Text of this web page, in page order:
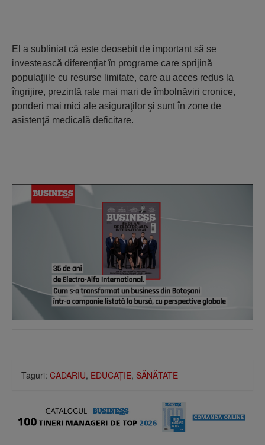
El a subliniat că este deosebit de important să se
investească diferenţiat în programe care sprijină
populaţiile cu resurse limitate, care au acces redus la
îngrijire, prezintă rate mai mari de îmbolnăviri cronice,
ponderi mai mici ale asiguraţilor şi sunt în zone de
asistenţă medicală deficitare.
Taguri: CADARIU, EDUCAŢIE, SĂNĂTATE